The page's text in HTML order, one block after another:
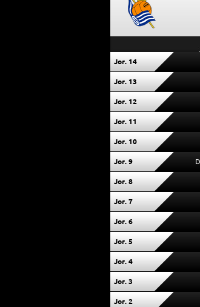
Jor. 14
Jor. 13
Jor. 12
Jor. 11
Jor. 10
Jor. 9
Jor. 8
Jor. 7
Jor. 6
Jor. 5
Jor. 4
Jor. 3
Jor. 2